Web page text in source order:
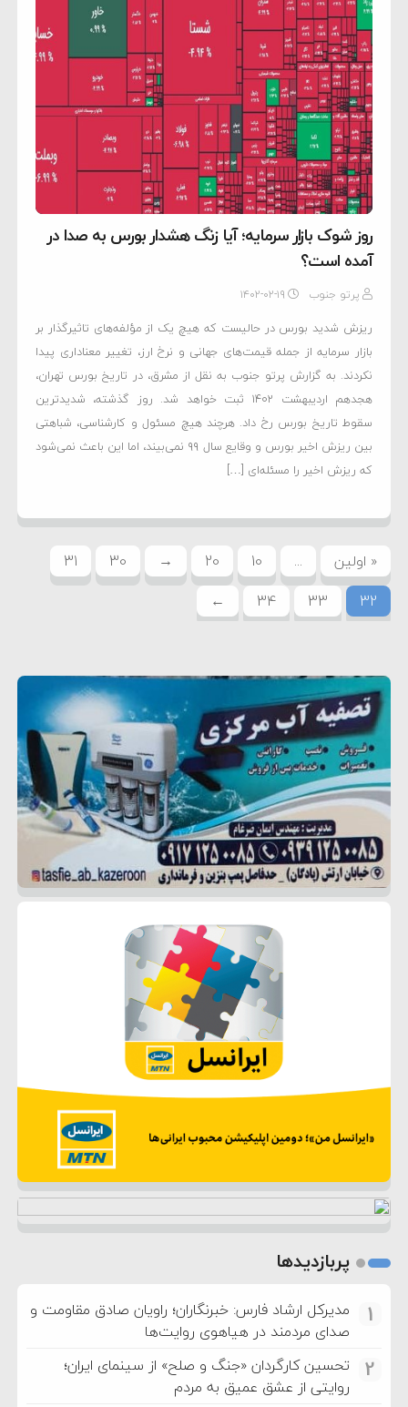
روز شوک بازار سرمایه؛ آیا زنگ هشدار بورس به صدا در
آمده است؟
پرتو جنوب ۱۴۰۲-۰۲-۱۹
ریزش شدید بورس در حالیست که هیچ یک از مؤلفه‌های تاثیرگذار بر
بازار سرمایه از جمله قیمت‌های جهانی و نرخ ارز، تغییر معناداری پیدا
نکردند. به گزارش پرتو جنوب به نقل از مشرق، در تاریخ بورس تهران،
هجدهم اردیبهشت ۱۴۰۲ ثبت خواهد شد. روز گذشته، شدیدترین
سقوط تاریخ بورس رخ داد. هرچند هیچ مسئول و کارشناسی، شباهتی
بین ریزش اخیر بورس و وقایع سال ۹۹ نمی‌بیند، اما این باعث نمی‌شود
که ریزش اخیر را مسئله‌ای […]
« اولین ...
10
20
→
30
31
32
33
34
←
پربازدیدها
1
مدیرکل ارشاد فارس: خبرنگاران؛ راویان صادق مقاومت و
صدای مردمند در هیاهوی روایت‌ها
2
تحسین کارگردان «جنگ و صلح» از سینمای ایران؛
روایتی از عشق عمیق به مردم